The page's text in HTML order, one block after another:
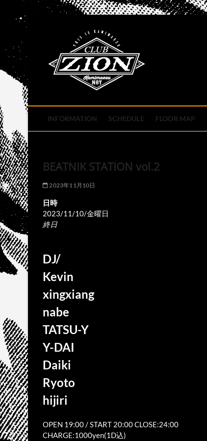
content
INFORMATION SCHEDULE FLOOR MAP
BEATNIK STATION vol.2
2023年11月10日
日時
2023/11/10/金曜日
終日
DJ/
Kevin
xingxiang
nabe
TATSU-Y
Y-DAI
Daiki
Ryoto
hijiri
OPEN 19:00 / START 20:00 CLOSE:24:00
CHARGE:1000yen(1D込)